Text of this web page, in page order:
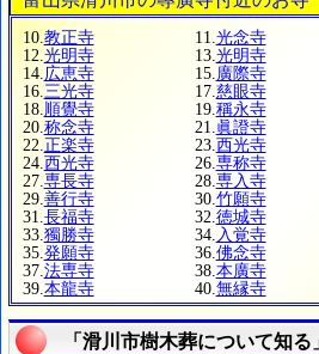
10. 教正寺 11. 光念寺
12. 光明寺 13. 光明寺
14. 広恵寺 15. 廣際寺
16. 三光寺 17. 慈眼寺
18. 順覺寺 19. 稱永寺
20. 称念寺 21. 眞證寺
22. 正楽寺 23. 西光寺
24. 西光寺 26. 専称寺
27. 専長寺 28. 専入寺
29. 善行寺 30. 竹願寺
31. 長福寺 32. 徳城寺
33. 獨勝寺 34. 入覚寺
35. 発願寺 36. 佛念寺
37. 法専寺 38. 本廣寺
39. 本龍寺 40. 無縁寺
「滑川市樹木葬について知る